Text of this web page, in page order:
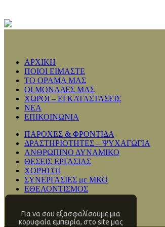
ΑΡΧΙΚΗ
ΠΟΙΟΙ ΕΙΜΑΣΤΕ
ΤΟ ΟΡΑΜΑ ΜΑΣ
ΟΙ ΜΟΝΑΔΕΣ ΜΑΣ
ΧΩΡΟΙ – ΕΓΚΑΤΑΣΤΑΣΕΙΣ
ΝΕΑ
ΕΠΙΚΟΙΝΩΝΙΑ
ΠΑΡΟΧΕΣ & ΦΡΟΝΤΙΔΑ
ΔΡΑΣΤΗΡΙΟΤΗΤΕΣ – ΨΥΧΑΓΩΓΙΑ
ΑΝΘΡΩΠΙΝΟ ΔΥΝΑΜΙΚΟ
ΘΕΣΕΙΣ ΕΡΓΑΣΙΑΣ
ΧΟΡΗΓΟΙ
ΣΥΝΕΡΓΑΣΙΕΣ με ΜΚΟ
ΕΘΕΛΟΝΤΙΣΜΟΣ
Για να σου εξασφαλίσουμε μια
κορυφαία εμπειρία, στο site μας